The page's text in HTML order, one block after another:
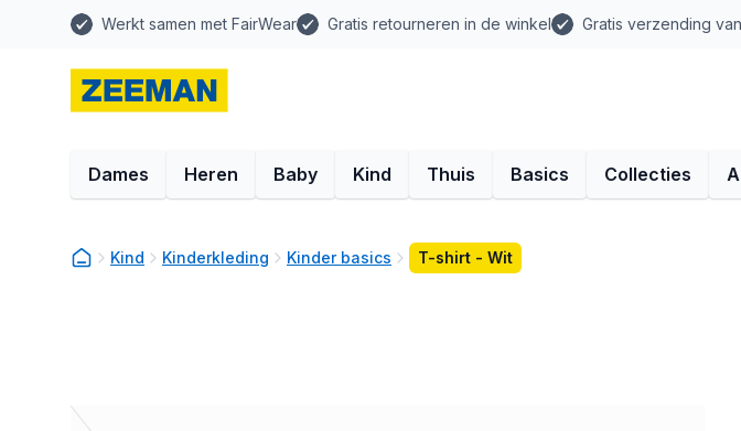
Werkt samen met FairWear Gratis retourneren in de winkel Gratis verzending
Dames Heren Baby Kind Thuis Basics Collecties
Kind Kinderkleding Kinder basics T-shirt - Wit